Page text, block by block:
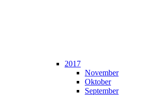
2017
November
Oktober
September